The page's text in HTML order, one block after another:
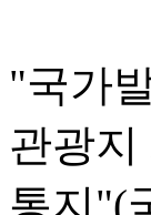
"국가
관광
통지"(